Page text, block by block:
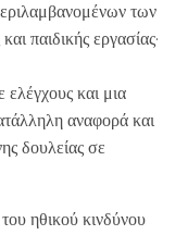
των
παιδικής εργασίας·
και μια
αναφορά και
δουλείας σε
ηθικού κινδύνου